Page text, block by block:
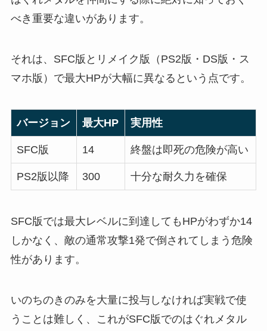
べき重要な違いがあります。
それは、SFC版とリメイク版（PS2版・DS版・ス
マホ版）で最大HPが大幅に異なるという点です。
バージョン 最大HP 実用性
SFC版 14 終盤は即死の危険が高い
PS2版以降 300 十分な耐久力を確保
SFC版では最大レベルに到達してもHPがわずか14
しかなく、敵の通常攻撃1発で倒されてしまう危険
性があります。
いのちのきのみを大量に投与しなければ実戦で使
うことは難しく、これがSFC版でのはぐれメタル